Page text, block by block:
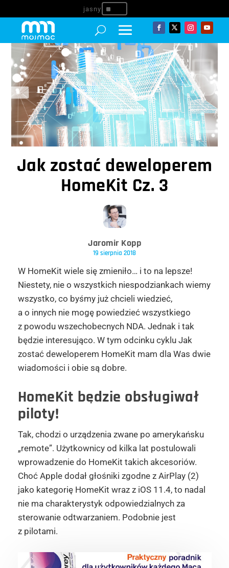
^
Jak zostać deweloperem
HomeKit Cz. 3
Jaromir Kopp
19 sierpnia 2018
W HomeKit wiele się zmieniło… i to na lepsze!
Niestety, nie o wszystkich niespodziankach wiemy
wszystko, co byśmy już chcieli wiedzieć,
a o innych nie mogę powiedzieć wszystkiego
z powodu wszechobecnych NDA. Jednak i tak
będzie interesująco. W tym odcinku cyklu Jak
zostać deweloperem HomeKit mam dla Was dwie
wiadomości i obie są dobre.
HomeKit będzie obsługiwał
piloty!
Tak, chodzi o urządzenia zwane po amerykańsku
„remote”. Użytkownicy od kilka lat postulowali
wprowadzenie do HomeKit takich akcesoriów.
Choć Apple dodał głośniki zgodne z AirPlay (2)
jako kategorię HomeKit wraz z iOS 11.4, to nadal
nie ma charakterystyk odpowiedzialnych za
sterowanie odtwarzaniem. Podobnie jest
z pilotami.